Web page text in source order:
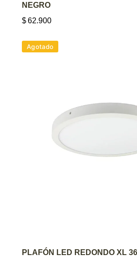
NEGRO
$62.900
Agotado
AGREGAR AL
PLAFÓN LED REDONDO XL